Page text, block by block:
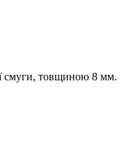
смуги, товщиною 8 мм.